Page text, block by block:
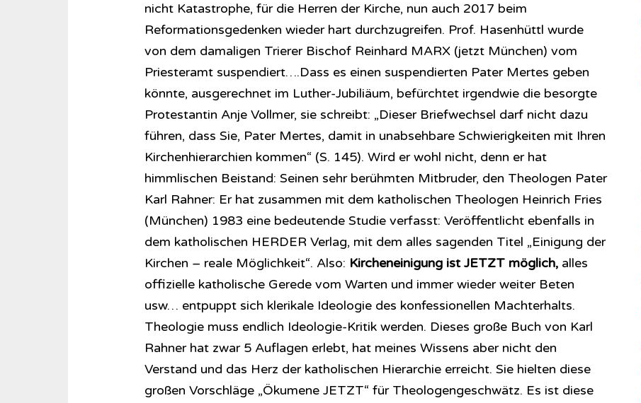
nicht Katastrophe, für die Herren der Kirche, nun auch 2017 beim
Reformationsgedenken wieder hart durchzugreifen. Prof. Hasenhüttl wurde
von dem damaligen Trierer Bischof Reinhard MARX (jetzt München) vom
Priesteramt suspendiert….Dass es einen suspendierten Pater Mertes geben
könnte, ausgerechnet im Luther-Jubiliäum, befürchtet irgendwie die besorgte
Protestantin Anje Vollmer, sie schreibt: „Dieser Briefwechsel darf nicht dazu
führen, dass Sie, Pater Mertes, damit in unabsehbare Schwierigkeiten mit Ihren
Kirchenhierarchien kommen“ (S. 145). Wird er wohl nicht, denn er hat
himmlischen Beistand: Seinen sehr berühmten Mitbruder, den Theologen Pater
Karl Rahner: Er hat zusammen mit dem katholischen Theologen Heinrich Fries
(München) 1983 eine bedeutende Studie verfasst: Veröffentlicht ebenfalls in
dem katholischen HERDER Verlag, mit dem alles sagenden Titel „Einigung der
Kirchen – reale Möglichkeit“. Also: Kircheneinigung ist JETZT möglich, alles
offizielle katholische Gerede vom Warten und immer wieder weiter Beten
usw… entpuppt sich klerikale Ideologie des konfessionellen Machterhalts.
Theologie muss endlich Ideologie-Kritik werden. Dieses große Buch von Karl
Rahner hat zwar 5 Auflagen erlebt, hat meines Wissens aber nicht den
Verstand und das Herz der katholischen Hierarchie erreicht. Sie hielten diese
großen Vorschläge „Ökumene JETZT“ für Theologengeschwätz. Es ist diese